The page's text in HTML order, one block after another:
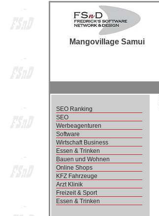
Mangovillage Samui
SEO Ranking
SEO
Werbeagenturen
Software
Wirtschaft Business
Essen & Trinken
Bauen und Wohnen
Online Shops
KFZ Fahrzeuge
Arzt Klinik
Freizeit & Sport
Essen & Trinken